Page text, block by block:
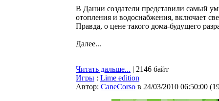
В Дании создатели представили самый
отопления и водоснабжения, включает
Правда, о цене такого дома-будущего
Далее...
Читать дальше... | 2146 байт
Игры : Lime edition
Автор: CaneCorso в 24/03/2010 06:50:00 (